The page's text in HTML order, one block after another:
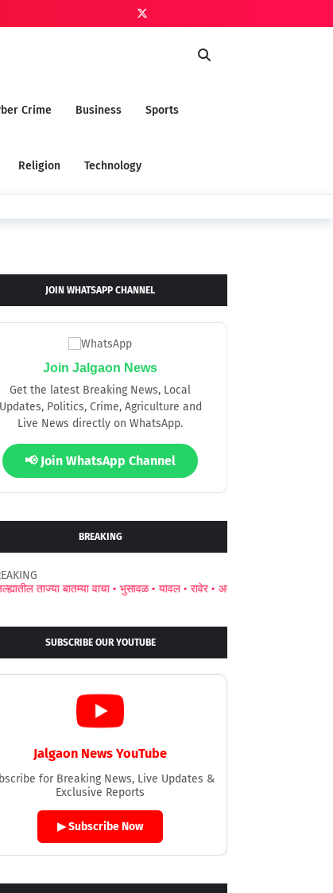
Crime Business Sports
Religion Technology
JOIN WHATSAPP CHANNEL
Join Jalgaon News
Get the latest Breaking News, Local
Updates, Politics, Crime, Agriculture and
Live News directly on WhatsApp.
📢 Join WhatsApp Channel
BREAKING
बातम्या वाचा •भुसावळ •यावल •रावेर •अमळनेर •जामनेर •
SUBSCRIBE OUR YOUTUBE
Jalgaon News YouTube
for Breaking News, Live Updates &
Exclusive Reports
▶ Subscribe Now